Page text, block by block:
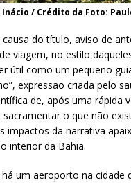
/ Crédito da Foto:
do título, aviso de
viagem, no estilo
útil como um pequeno
expressão criada pelo
de, após uma rápida
o que não
da narrativa
interior da Bahia.
um aeroporto na cidade